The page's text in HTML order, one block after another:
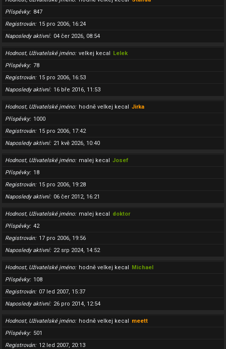
Příspěvky
847
Registrován
15 pro 2006, 16:24
Naposledy aktivní
04 čer 2026, 08:54
Hodnost, Uživatelské jméno velkej kecal Lelek
Příspěvky
78
Registrován
15 pro 2006, 16:53
Naposledy aktivní
16 bře 2016, 11:53
Hodnost, Uživatelské jméno hodně velkej kecal Jirka
Příspěvky
1000
Registrován
15 pro 2006, 17:42
Naposledy aktivní
21 kvě 2026, 10:40
Hodnost, Uživatelské jméno malej kecal Josef
Příspěvky
18
Registrován
15 pro 2006, 19:28
Naposledy aktivní
06 čer 2012, 16:21
Hodnost, Uživatelské jméno malej kecal doktor
Příspěvky
42
Registrován
17 pro 2006, 19:56
Naposledy aktivní
22 srp 2024, 14:52
Hodnost, Uživatelské jméno hodně velkej kecal Michael
Příspěvky
108
Registrován
07 led 2007, 15:37
Naposledy aktivní
26 pro 2014, 12:54
Hodnost, Uživatelské jméno hodně velkej kecal meett
Příspěvky
501
Registrován
12 led 2007, 20:13